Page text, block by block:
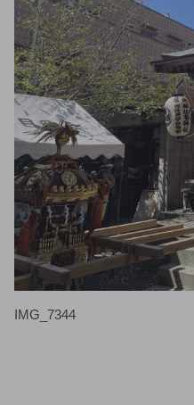
IMG_7344